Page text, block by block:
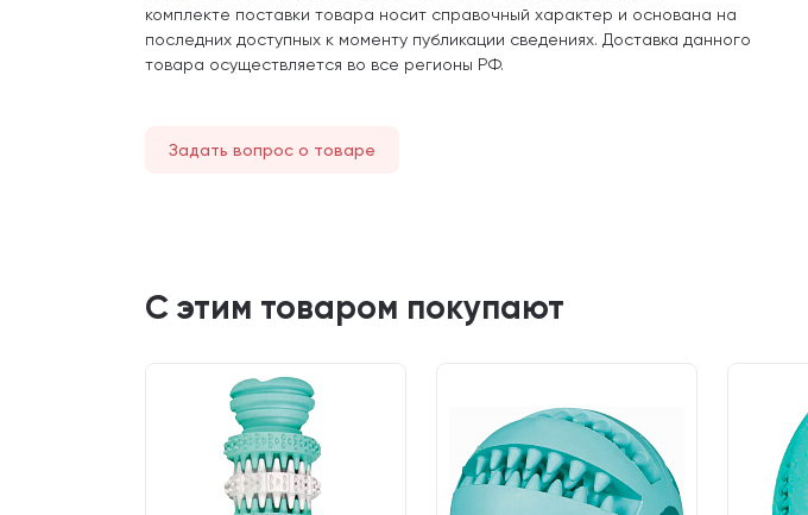
комплекте поставки товара носит справочный характер и основана на
последних доступных к моменту публикации сведениях. Доставка данного
товара осуществляется во все регионы РФ.
Задать вопрос о товаре
С этим товаром покупают